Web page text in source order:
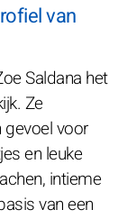
van
Saldana het
Ze
voor
en leuke
intieme
van een